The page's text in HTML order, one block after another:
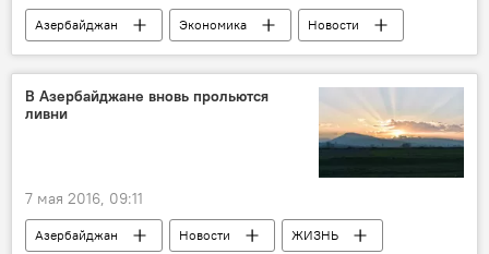
Азербайджан Экономика Новости
В Азербайджане вновь прольются
ливни
7 мая 2016, 09:11
Азербайджан Новости
ЖИЗНЬ